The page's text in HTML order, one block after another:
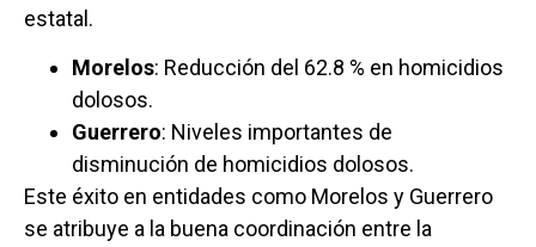
estatal.
Morelos: Reducción del 62.8 % en homicidios
dolosos.
Guerrero: Niveles importantes de
disminución de homicidios dolosos.
Este éxito en entidades como Morelos y Guerrero
se atribuye a la buena coordinación entre la